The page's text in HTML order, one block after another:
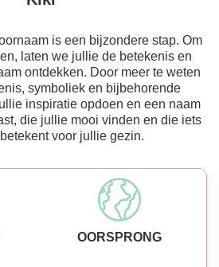
is een bijzondere stap. Om
laten we jullie de betekenis en
ontdekken. Door meer te weten
symboliek en bijbehorende
inspiratie opdoen en een naam
die jullie mooi vinden en die iets
voor jullie gezin.
OORSPRONG